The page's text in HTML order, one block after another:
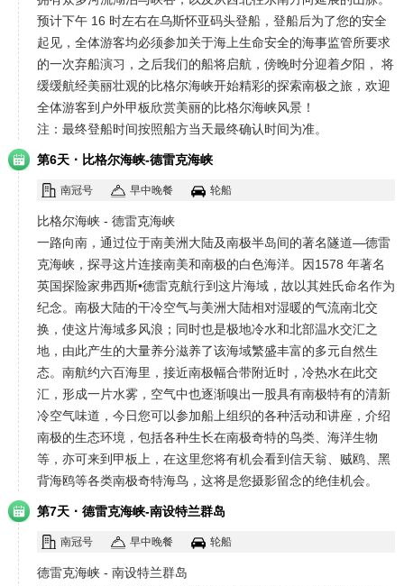
预计下午 16 时左右在乌斯怀亚码头登船，登船后为了您的安全
起见，全体游客均必须参加关于海上生命安全的海事监管所要求
的一次弃船演习，之后我们的船将启航，傍晚时分迎着夕阳， 将
缓缓航经美丽壮观的比格尔海峡开始精彩的探索南极之旅，欢迎
全体游客到户外甲板欣赏美丽的比格尔海峡风景！
注：最终登船时间按照船方当天最终确认时间为准。
第6天 · 比格尔海峡-德雷克海峡
南冠号 早中晚餐 轮船
比格尔海峡 - 德雷克海峡
一路向南，通过位于南美洲大陆及南极半岛间的著名隧道—德雷
克海峡，探寻这片连接南美和南极的白色海洋。因1578 年著名
英国探险家弗西斯•德雷克航行到这片海域，故以其姓氏命名作为
纪念。南极大陆的干冷空气与美洲大陆相对湿暖的气流南北交
换，使这片海域多风浪；同时也是极地冷水和北部温水交汇之
地，由此产生的大量养分滋养了该海域繁盛丰富的多元自然生
态。南航约六百海里，接近南极幅合带附近时，冷热水在此交
汇，形成一片水雾，空气中也逐渐嗅出一股具有南极特有的清新
冷空气味道，今日您可以参加船上组织的各种活动和讲座，介绍
南极的生态环境，包括各种生长在南极奇特的鸟类、海洋生物
等，亦可来到甲板上，在这里您将有机会看到信天翁、贼鸥、黑
背海鸥等各类南极奇特海鸟，这将是您摄影留念的绝佳机会。
第7天 · 德雷克海峡-南设特兰群岛
南冠号 早中晚餐 轮船
德雷克海峡 - 南设特兰群岛